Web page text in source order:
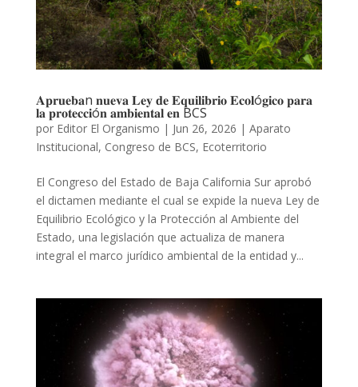
𝐀𝐩𝐫𝐮𝐞𝐛𝐚n 𝐧𝐮𝐞𝐯𝐚 𝐋𝐞𝐲 𝐝𝐞 𝐄𝐪𝐮𝐢𝐥𝐢𝐛𝐫𝐢𝐨 𝐄𝐜𝐨𝐥ó𝐠𝐢𝐜𝐨 𝐩𝐚𝐫𝐚
𝐥𝐚 𝐩𝐫𝐨𝐭𝐞𝐜𝐜𝐢ó𝐧 𝐚𝐦𝐛𝐢𝐞𝐧𝐭𝐚𝐥 𝐞𝐧 BCS
por Editor El Organismo | Jun 26, 2026 | Aparato
Institucional, Congreso de BCS, Ecoterritorio
El Congreso del Estado de Baja California Sur aprobó
el dictamen mediante el cual se expide la nueva Ley de
Equilibrio Ecológico y la Protección al Ambiente del
Estado, una legislación que actualiza de manera
integral el marco jurídico ambiental de la entidad y...